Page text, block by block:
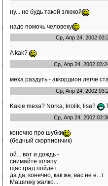
ну... не будь такой злюкой
надо помочь человеку
Ср, Апр 24, 2002
A kak?
Ср, Апр 24, 2002
меха раздуть - аккордион легче
Ср, Апр 24, 2002
Kakie mexa? Norka, krolik, lisa?
Ср, Апр 24, 2002
конечно про шубки
(бедный скорпиончик)
ой... вот и дождь -
снимайте шляпу
щас град пойдёт
да да, конечно, как же, вас не е...т
Машинку жалко...